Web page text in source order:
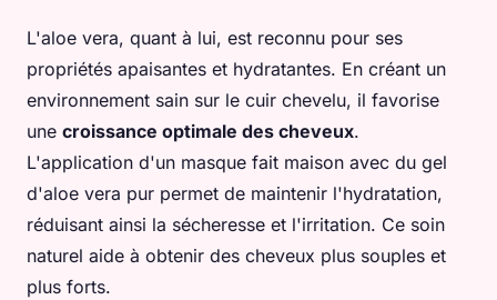
L'aloe vera, quant à lui, est reconnu pour ses
propriétés apaisantes et hydratantes. En créant un
environnement sain sur le cuir chevelu, il favorise
une croissance optimale des cheveux.
L'application d'un masque fait maison avec du gel
d'aloe vera pur permet de maintenir l'hydratation,
réduisant ainsi la sécheresse et l'irritation. Ce soin
naturel aide à obtenir des cheveux plus souples et
plus forts.